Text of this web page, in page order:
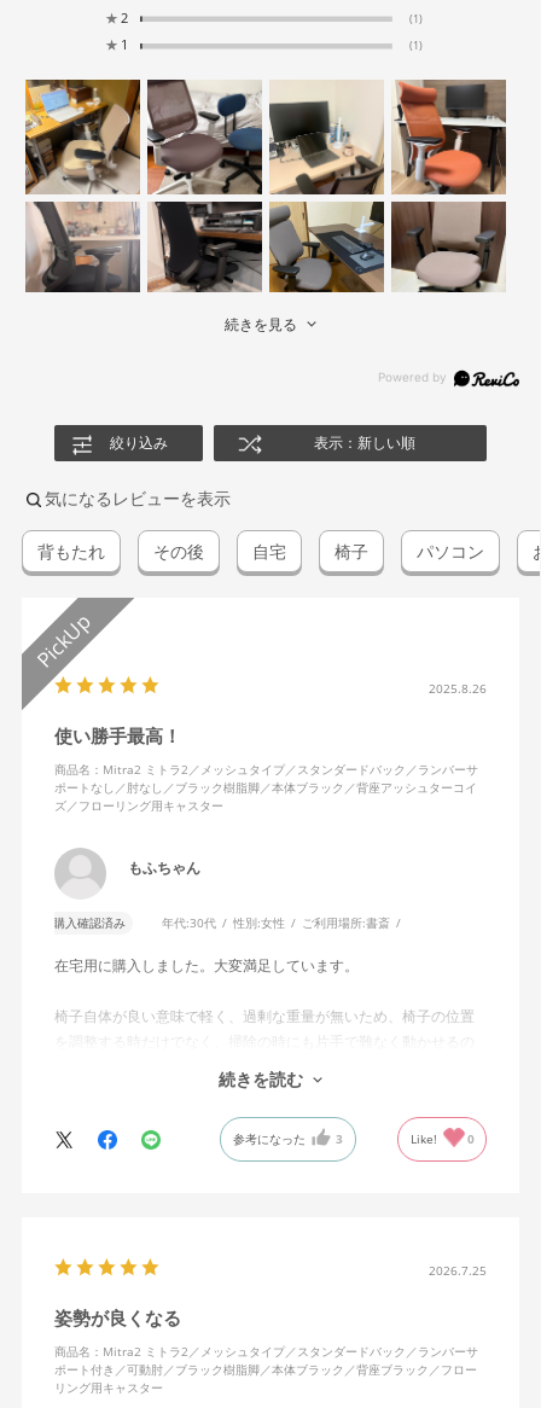
★ 2 (1)
★ 1 (1)
続きを見る
絞り込み 表示：新しい順
気になるレビューを表示
背もたれ その後 自宅 椅子 パソコン
2025.8.26
使い勝手最高！
商品名：Mitra2 ミトラ2／メッシュタイプ／スタンダードバック／ランバーサ
ポートなし／肘なし／ブラック樹脂脚／本体ブラック／背座アッシュターコイ
ズ／フローリング用キャスター
もふちゃん
購入確認済み 年代:30代 性別:女性 ご利用場所:書斎
在宅用に購入しました。大変満足しています。
椅子自体が良い意味で軽く、過剰な重量が無いため、椅子の位置
を調整する時だけでなく、掃除の時にも片手で難なく動かせるの
で、ストレスを感じません。
背中はメッシュ素材でハリがあり、沈み込みすぎないところが気
に入っています。色も画像通りのアッシュブルーで、部屋の差し
色になっています。
キャスターはフローリング用を選びました。とにかく動きが滑ら
思います。良い商品に巡り会えてとても嬉しいです。
続きを読む
参考になった 3 Like! 0
2026.7.25
姿勢が良くなる
商品名：Mitra2 ミトラ2／メッシュタイプ／スタンダードバック／ランバーサ
ポート付き／可動肘／ブラック樹脂脚／本体ブラック／背座ブラック／フロー
リング用キャスター